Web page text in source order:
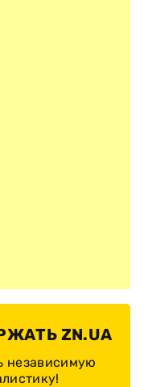
ZN.UA
независимую